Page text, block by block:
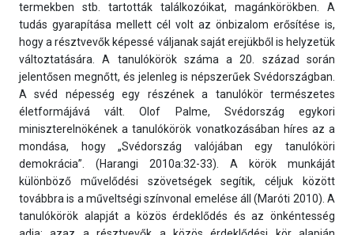
termekben stb. tartották találkozóikat, magánkörökben. A
tudás gyarapítása mellett cél volt az önbizalom erősítése is,
hogy a résztvevők képessé váljanak saját erejükből is helyzetük
változtatására. A tanulókörök száma a 20. század során
jelentősen megnőtt, és jelenleg is népszerűek Svédországban.
A svéd népesség egy részének a tanulókör természetes
életformájává vált. Olof Palme, Svédország egykori
miniszterelnökének a tanulókörök vonatkozásában híres az a
mondása, hogy „Svédország valójában egy tanulóköri
demokrácia”. (Harangi 2010a:32-33). A körök munkáját
különböző művelődési szövetségek segítik, céljuk között
továbbra is a műveltségi színvonal emelése áll (Maróti 2010). A
tanulókörök alapját a közös érdeklődés és az önkéntesség